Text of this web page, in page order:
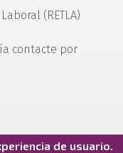
(RETLA)
contacte por
de usuario.